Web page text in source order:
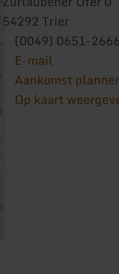
54292 Trier
(0049) 0651-
E-mail
Aankomst
Op kaart